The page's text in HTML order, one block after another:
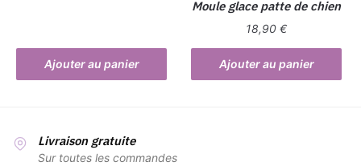
Ajouter au panier
Moule glace patte de chien
18,90€
Ajouter au panier
Livraison gratuite
Sur toutes les commandes